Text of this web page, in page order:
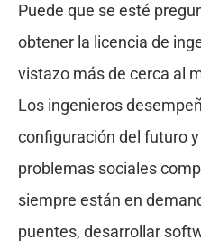
Puede que se esté
obtener la licencia de
vistazo más de cerca al
Los ingenieros
configuración del futuro
problemas sociales
siempre están en
puentes, desarrollar